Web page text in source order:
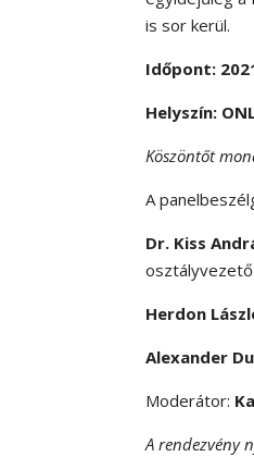
is sor kerül.
Időpont:
Helyszín:
Köszöntőt
A
Dr. Kiss
osztályvezető
Herdon
Alexander
Moderátor:
A rendezvény